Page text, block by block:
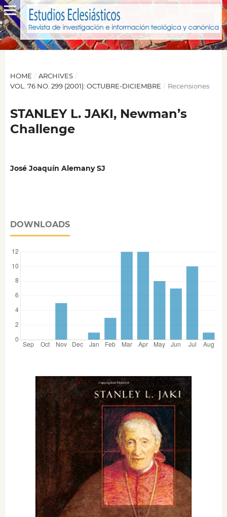
HOME / ARCHIVES /
VOL. 76 NO. 299 (2001): OCTUBRE-DICIEMBRE / Recensiones
STANLEY L. JAKI, Newman’s
Challenge
José Joaquín Alemany SJ
DOWNLOADS